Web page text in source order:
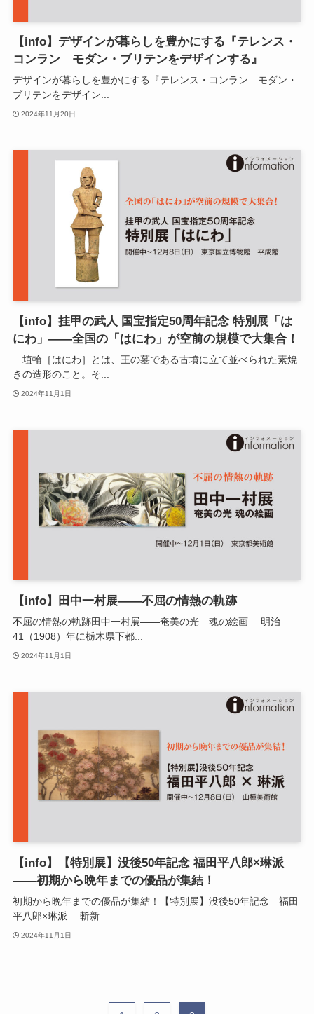
【info】デザインが暮らしを豊かにする『テレンス・
コンラン モダン・ブリテンをデザインする』
デザインが暮らしを豊かにする『テレンス・コンラン モダン・
ブリテンをデザイン...
2024年11月20日
【info】挂甲の武人 国宝指定50周年記念 特別展「は
にわ」——全国の「はにわ」が空前の規模で大集合！
埴輪［はにわ］とは、王の墓である古墳に立て並べられた素焼
きの造形のこと。そ...
2024年11月1日
【info】田中一村展——不屈の情熱の軌跡
不屈の情熱の軌跡田中一村展——奄美の光 魂の絵画 明治
41（1908）年に栃木県下都...
2024年11月1日
【info】【特別展】没後50年記念 福田平八郎×琳派
——初期から晩年までの優品が集結！
初期から晩年までの優品が集結！【特別展】没後50年記念 福田
平八郎×琳派 斬新...
2024年11月1日